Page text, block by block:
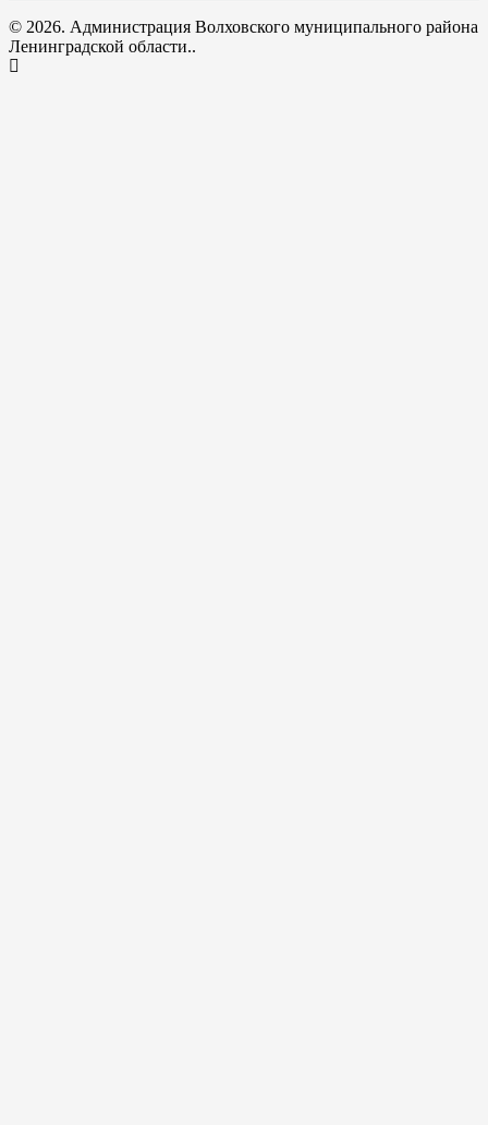
© 2026. Администрация Волховского муниципального района
Ленинградской области..